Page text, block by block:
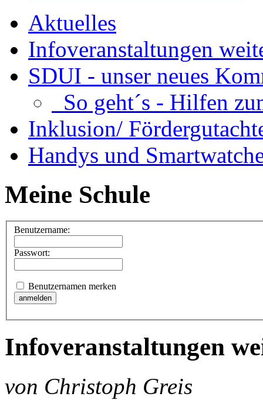
Aktuelles
Infoveranstaltungen
SDUI - unser neues
So geht´s - Hilfen
Inklusion/
Handys und
Meine Schule
Benutzername:
Passwort:
Benutzernamen merken
Infoveranstaltungen
von Christoph Greis